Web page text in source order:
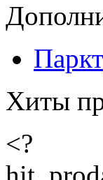
Хиты
<?